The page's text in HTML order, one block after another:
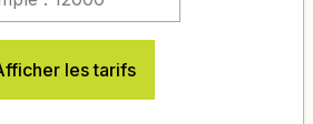
100% FRANÇAISE
DANS L’AGRO-
les tarifs